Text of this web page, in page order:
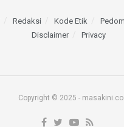
Redaksi Kode Etik
Disclaimer
Privacy
Copyright © 2025 - masakini.co